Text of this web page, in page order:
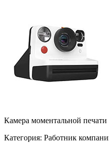
Камера моментальной печати
Категория: Работник